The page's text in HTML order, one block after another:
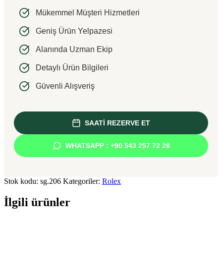
Mükemmel Müşteri Hizmetleri
Geniş Ürün Yelpazesi
Alanında Uzman Ekip
Detaylı Ürün Bilgileri
Güvenli Alışveriş
SAATİ REZERVE ET
WHATSAPP : +90 543 257 72 28
Stok kodu: sg.206 Kategoriler: Rolex
İlgili ürünler